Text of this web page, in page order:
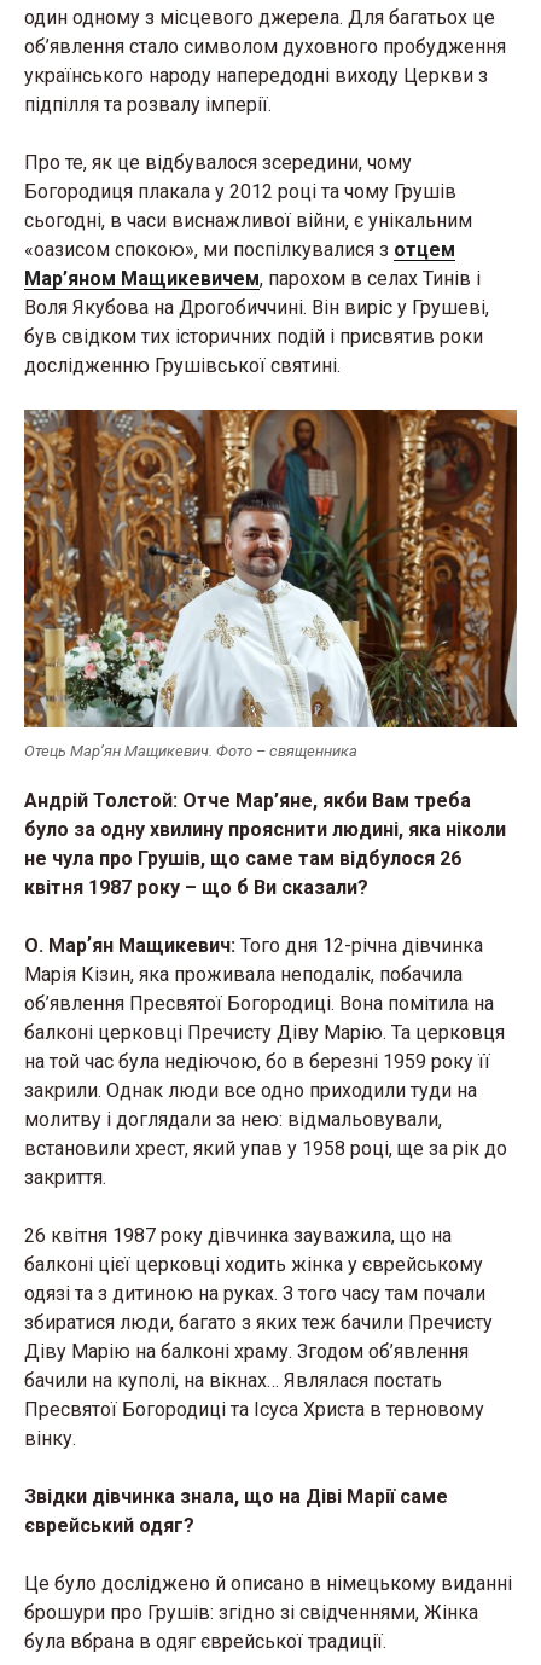
один одному з місцевого джерела. Для багатьох це
об’явлення стало символом духовного пробудження
українського народу напередодні виходу Церкви з
підпілля та розвалу імперії.
Про те, як це відбувалося зсередини, чому
Богородиця плакала у 2012 році та чому Грушів
сьогодні, в часи виснажливої війни, є унікальним
«оазисом спокою», ми поспілкувалися з отцем
Мар’яном Мащикевичем, парохом в селах Тинів і
Воля Якубова на Дрогобиччині. Він виріс у Грушеві,
був свідком тих історичних подій і присвятив роки
дослідженню Грушівської святині.
Отець Марʼян Мащикевич. Фото – священника
Андрій Толстой: Отче Мар’яне, якби Вам треба
було за одну хвилину прояснити людині, яка ніколи
не чула про Грушів, що саме там відбулося 26
квітня 1987 року – що б Ви сказали?
О. Марʼян Мащикевич: Того дня 12-річна дівчинка
Марія Кізин, яка проживала неподалік, побачила
об’явлення Пресвятої Богородиці. Вона помітила на
балконі церковці Пречисту Діву Марію. Та церковця
на той час була недіючою, бо в березні 1959 року її
закрили. Однак люди все одно приходили туди на
молитву і доглядали за нею: відмальовували,
встановили хрест, який упав у 1958 році, ще за рік до
закриття.
26 квітня 1987 року дівчинка зауважила, що на
балконі цієї церковці ходить жінка у єврейському
одязі та з дитиною на руках. З того часу там почали
збиратися люди, багато з яких теж бачили Пречисту
Діву Марію на балконі храму. Згодом об’явлення
бачили на куполі, на вікнах… Являлася постать
Пресвятої Богородиці та Ісуса Христа в терновому
вінку.
Звідки дівчинка знала, що на Діві Марії саме
єврейський одяг?
Це було досліджено й описано в німецькому виданні
брошури про Грушів: згідно зі свідченнями, Жінка
була вбрана в одяг єврейської традиції.